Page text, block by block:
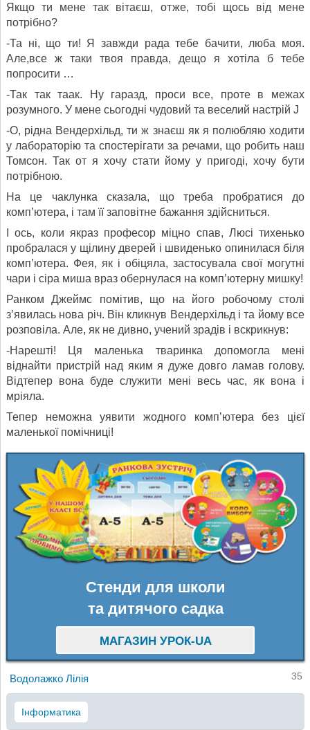
Якщо ти мене так вітаєш, отже, тобі щось від мене
потрібно?
-Та ні, що ти! Я завжди рада тебе бачити, люба моя.
Але,все ж таки твоя правда, дещо я хотіла б тебе
попросити …
-Так так таак. Ну гаразд, проси все, проте в межах
розумного. У мене сьогодні чудовий та веселий настрій J
-О, рідна Вендерхільд, ти ж знаєш як я полюбляю ходити
у лабораторію та спостерігати за речами, що робить наш
Томсон. Так от я хочу стати йому у пригоді, хочу бути
потрібною.
На це чаклунка сказала, що треба пробратися до
комп’ютера, і там її заповітне бажання здійсниться.
І ось, коли якраз професор міцно спав, Люсі тихенько
пробралася у щілину дверей і швиденько опинилася біля
комп’ютера. Фея, як і обіцяла, застосувала свої могутні
чари і сіра миша враз обернулася на комп’ютерну мишку!
Ранком Джеймс помітив, що на його робочому столі
з’явилась нова річ. Він кликнув Вендерхільд і та йому все
розповіла. Але, як не дивно, учений зрадів і вскрикнув:
-Нарешті! Ця маленька тваринка допомогла мені
віднайти пристрій над яким я дуже довго ламав голову.
Відтепер вона буде служити мені весь час, як вона і
мріяла.
Тепер неможна уявити жодного комп’ютера без цієї
маленької помічниці!
Стенди для школи
та дитячого садка
МАГАЗИН УРОК-UA
Водолажко Лілія 35
Інформатика